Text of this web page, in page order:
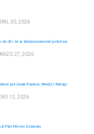
30, 2026
dls en su balanza comercial petrolera
27, 2026
presionan finanzas: Moody’s Ratings
12, 2026
Plan México: Economía